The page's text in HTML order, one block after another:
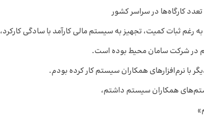
کارگاه‌ها در سراسر کشور
رغم ثبات کمیت، تجهیز به سیستم مالی کارآمد با سادگی کارکرد،
در شرکت سامان محیط بوده‌ است.
نرم‌افزارهای همکاران سیستم کار کرده بودم.
همکاران سیستم داشتم،